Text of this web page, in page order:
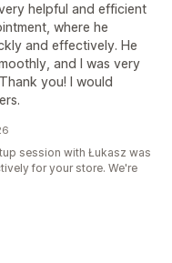
helpful and efficient
where he
and effectively. He
and I was very
you! I would
session with Łukasz was
for your store. We're